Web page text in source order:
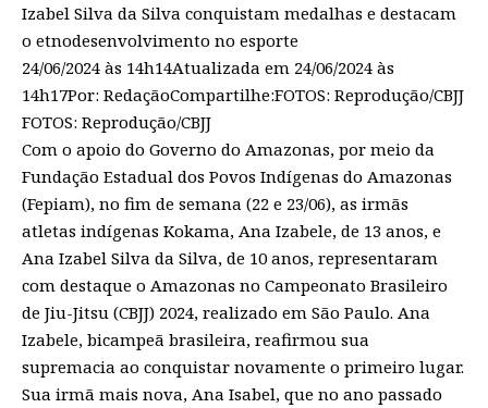
Izabel Silva da Silva conquistam medalhas e destacam
o etnodesenvolvimento no esporte
24/06/2024 às 14h14Atualizada em 24/06/2024 às
14h17Por: RedaçãoCompartilhe:FOTOS: Reprodução/CBJJ
FOTOS: Reprodução/CBJJ
Com o apoio do Governo do Amazonas, por meio da
Fundação Estadual dos Povos Indígenas do Amazonas
(Fepiam), no fim de semana (22 e 23/06), as irmãs
atletas indígenas Kokama, Ana Izabele, de 13 anos, e
Ana Izabel Silva da Silva, de 10 anos, representaram
com destaque o Amazonas no Campeonato Brasileiro
de Jiu-Jitsu (CBJJ) 2024, realizado em São Paulo. Ana
Izabele, bicampeã brasileira, reafirmou sua
supremacia ao conquistar novamente o primeiro lugar.
Sua irmã mais nova, Ana Isabel, que no ano passado